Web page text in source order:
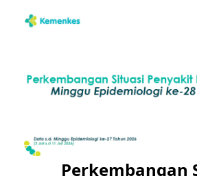
Perkembangan